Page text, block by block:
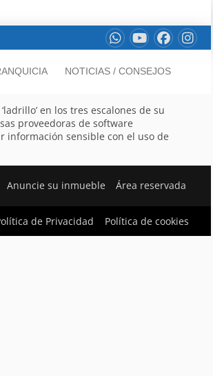
NOTICIAS / CONSEJOS
en los tres escalones de su
proveedoras de software
información sensible con el uso de
Anuncie su inmueble Área reservada
de Privacidad Política de cookies